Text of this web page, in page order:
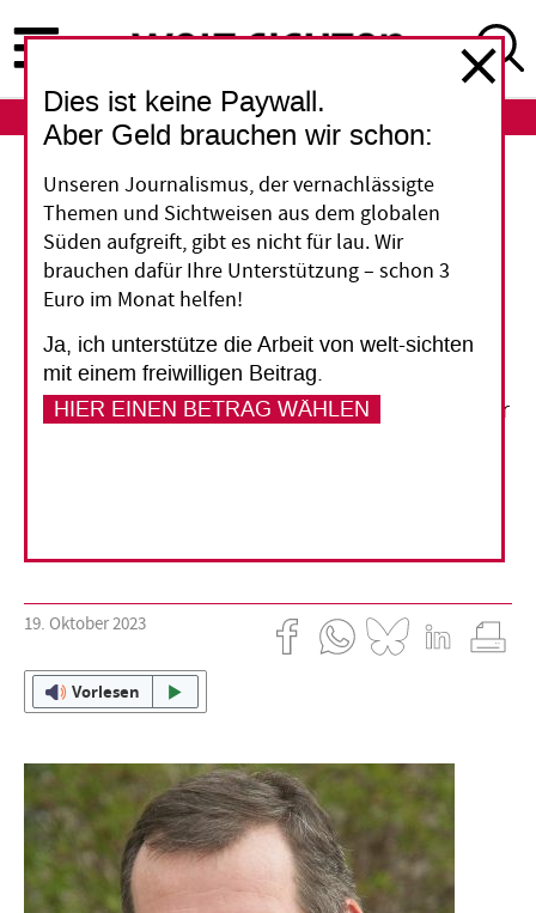
zum
Inhalt
ABO
Malaria
"Der Klimawandel ist ein
Treiber für
Tropenkrankheiten"
August Stich, Chefarzt der Tropenmedizin an der
19. Oktober 2023
Vorlesen
Dies ist keine Paywall.
Aber Geld brauchen wir schon:
Unseren Journalismus, der vernachlässigte
Themen und Sichtweisen aus dem globalen
Süden aufgreift, gibt es nicht für lau. Wir
brauchen dafür Ihre Unterstützung – schon 3
Euro im Monat helfen!
Ja, ich unterstütze die Arbeit von welt-sichten
mit einem freiwilligen Beitrag.
HIER EINEN BETRAG WÄHLEN